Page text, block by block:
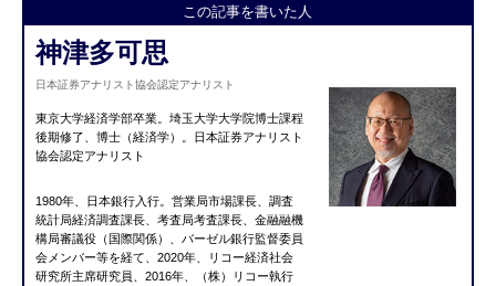
この記事を書いた人
神津多可思
日本証券アナリスト協会認定アナリスト
東京大学経済学部卒業。埼玉大学大学院博士課程
後期修了、博士（経済学）。 日本証券アナリスト
協会認定アナリスト
1980年、日本銀行入行。営業局市場課長、調査
統計局経済調査課長、考査局考査課長、金融融機
構局審議役（国際関係）、バーゼル銀行監督委員
会メンバー等を経て、2020年、リコー経済社会
研究所主席研究員、2016年、（株）リコー執行